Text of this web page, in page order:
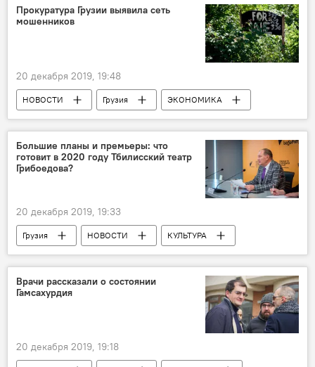
Пресс-центр Sputnik Грузия
Николай Свентицкий
Прокуратура Грузии выявила сеть
мошенников
20 декабря 2019, 19:48
НОВОСТИ Грузия
ЭКОНОМИКА
ПРОИСШЕСТВИЯ
Прокуратура
Большие планы и премьеры: что
готовит в 2020 году Тбилисский театр
Грибоедова?
20 декабря 2019, 19:33
Грузия НОВОСТИ
КУЛЬТУРА
Пресс-центр Sputnik Грузия
Театр Грибоедова
Николай Свентицкий
Новый год 2020
Врачи рассказали о состоянии
Гамсахурдия
20 декабря 2019, 19:18